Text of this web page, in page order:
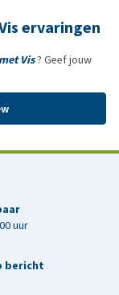
ervaringen
Vis? Geef jouw
uur
bericht